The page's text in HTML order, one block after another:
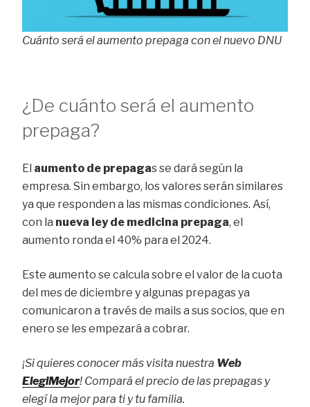
Cuánto será el aumento prepaga con el nuevo DNU
¿De cuánto será el aumento
prepaga?
El aumento de prepagas se dará según la
empresa. Sin embargo, los valores serán similares
ya que responden a las mismas condiciones. Así,
con la nueva ley de medicina prepaga, el
aumento ronda el 40% para el 2024.
Este aumento se calcula sobre el valor de la cuota
del mes de diciembre y algunas prepagas ya
comunicaron a través de mails a sus socios, que en
enero se les empezará a cobrar.
¡Si quieres conocer más visita nuestra Web
ElegiMejor! Compará el precio de las prepagas y
elegí la mejor para ti y tu familia.